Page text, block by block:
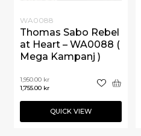
WA0088
Thomas Sabo Rebel
at Heart – WA0088 (
Mega Kampanj )
1,950.00 kr
1,755.00 kr
QUICK VIEW